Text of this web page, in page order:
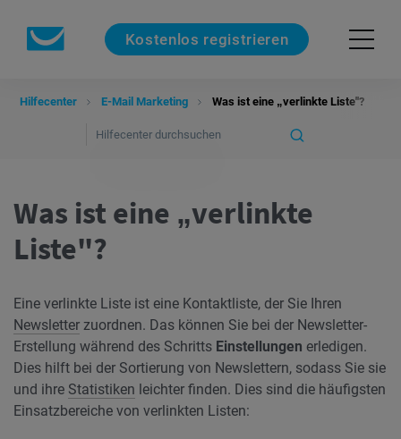
Kostenlos registrieren
Hilfecenter E-Mail Marketing Was ist eine „verlinkte Liste"?
Was ist eine „verlinkte
Liste"?
Eine verlinkte Liste ist eine Kontaktliste, der Sie Ihren
Newsletter zuordnen. Das können Sie bei der Newsletter-
Erstellung während des Schritts Einstellungen erledigen.
Dies hilft bei der Sortierung von Newslettern, sodass Sie sie
und ihre Statistiken leichter finden. Dies sind die häufigsten
Einsatzbereiche von verlinkten Listen: